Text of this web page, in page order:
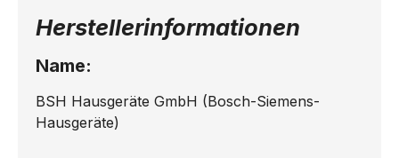
Herstellerinformationen
Name:
BSH Hausgeräte GmbH (Bosch-Siemens-
Hausgeräte)